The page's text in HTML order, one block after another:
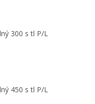
300 s tl P/L
450 s tl P/L